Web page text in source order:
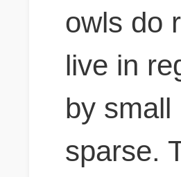
owls do
live in
by small
sparse.